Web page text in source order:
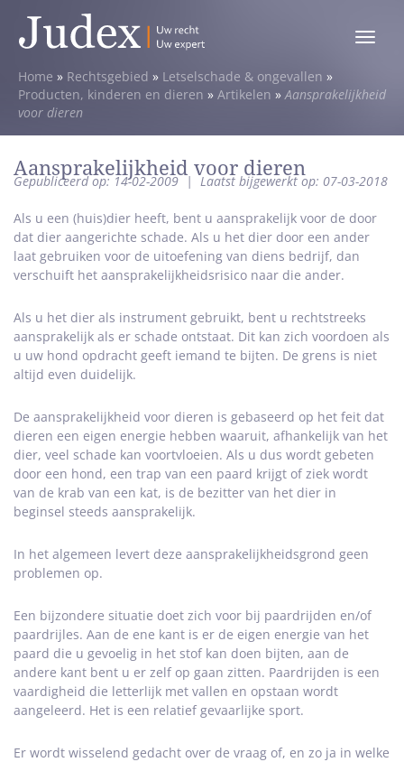
Toggle
Home » Rechtsgebied » Letselschade & ongevallen »
Producten, kinderen en dieren » Artikelen »Aansprakelijkheid
voor dieren
Aansprakelijkheid voor dieren
Gepubliceerd op: 14-02-2009|Laatst bijgewerkt op: 07-03-2018
Als u een (huis)dier heeft, bent u aansprakelijk voor de door
dat dier aangerichte schade. Als u het dier door een ander
laat gebruiken voor de uitoefening van diens bedrijf, dan
verschuift het aansprakelijkheidsrisico naar die ander.
Als u het dier als instrument gebruikt, bent u rechtstreeks
aansprakelijk als er schade ontstaat. Dit kan zich voordoen als
u uw hond opdracht geeft iemand te bijten. De grens is niet
altijd even duidelijk.
De aansprakelijkheid voor dieren is gebaseerd op het feit dat
dieren een eigen energie hebben waaruit, afhankelijk van het
dier, veel schade kan voortvloeien. Als u dus wordt gebeten
door een hond, een trap van een paard krijgt of ziek wordt
van de krab van een kat, is de bezitter van het dier in
beginsel steeds aansprakelijk.
In het algemeen levert deze aansprakelijkheidsgrond geen
problemen op.
Een bijzondere situatie doet zich voor bij paardrijden en/of
paardrijles. Aan de ene kant is er de eigen energie van het
paard die u gevoelig in het stof kan doen bijten, aan de
andere kant bent u er zelf op gaan zitten. Paardrijden is een
vaardigheid die letterlijk met vallen en opstaan wordt
aangeleerd. Het is een relatief gevaarlijke sport.
Er wordt wisselend gedacht over de vraag of, en zo ja in welke